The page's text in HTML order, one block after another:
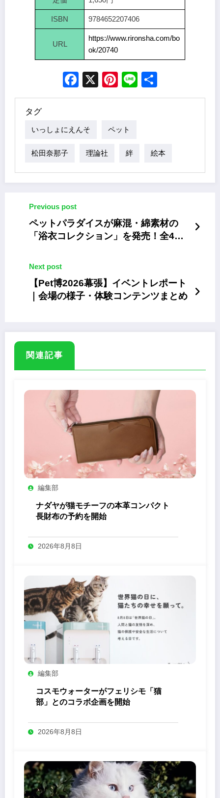
ISBN 9784652207406
URL
https://www.rironsha.com/bo
ok/20740
Facebook
X Pinterest
Line
タグ
いっしょにえんそ ペット
松田奈那子 理論社 絆 絵本
Previous post
ペットパラダイスが麻混・綿素材の
「浴衣コレクション」を発売！全4柄
Next post
【Pet博2026幕張】イベントレポート
｜会場の様子・体験コンテンツまとめ
関連記事
編集部
ナダヤが猫モチーフの本革コンパクト
長財布の予約を開始
2026年8月8日
編集部
コスモウォーターがフェリシモ「猫
部」とのコラボ企画を開始
2026年8月8日